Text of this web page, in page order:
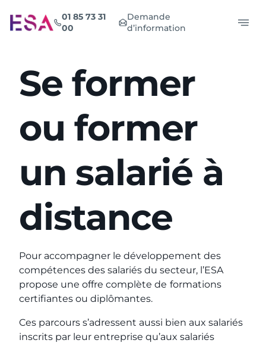
au
contenu
01 85 73 31
00
Demande
d’information
Se former
ou former
un salarié à
distance
Pour accompagner le développement des
compétences des salariés du secteur, l’ESA
propose une offre complète de formations
certifiantes ou diplômantes.
Ces parcours s’adressent aussi bien aux salariés
inscrits par leur entreprise qu’aux salariés